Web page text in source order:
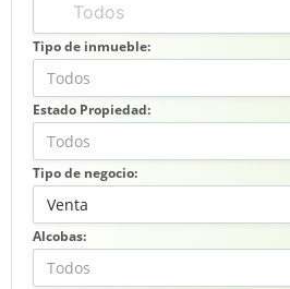
Tipo de inmueble:
Todos
Estado Propiedad:
Todos
Tipo de negocio:
Venta
Alcobas:
Todos